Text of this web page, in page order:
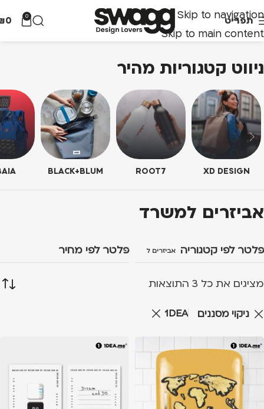
Skip to navigation
Skip to main content
תפריט 0
0
ניווט קטגוריות מהיר
XD DESIGN
ROOT7
BLACK+BLUM
אביזרים למשרד
פלטר לפי קטגוריה אביזרים למשרדפלטר לפי מחיר
מציגים את כל ⁦3⁩ התוצאות
ניקוי מסננים 1DEA